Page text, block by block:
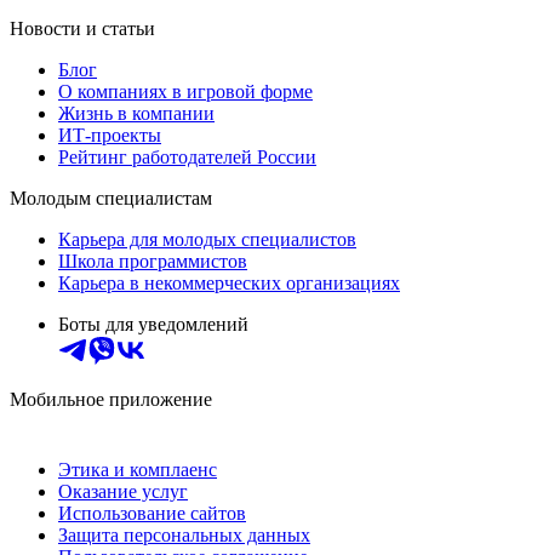
Новости и статьи
Блог
О компаниях в игровой форме
Жизнь в компании
ИТ-проекты
Рейтинг работодателей России
Молодым специалистам
Карьера для молодых специалистов
Школа программистов
Карьера в некоммерческих организациях
Боты для уведомлений
Мобильное приложение
Этика и комплаенс
Оказание услуг
Использование сайтов
Защита персональных данных